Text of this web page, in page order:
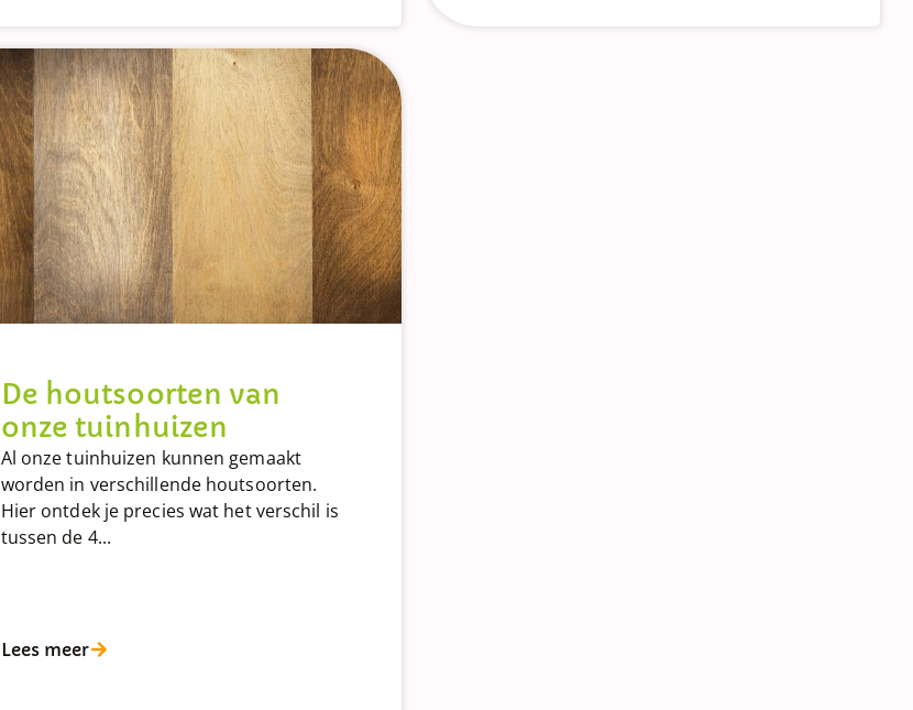
De houtsoorten van
onze tuinhuizen
Al onze tuinhuizen kunnen gemaakt
worden in verschillende houtsoorten.
Hier ontdek je precies wat het verschil is
tussen de 4...
Lees meer